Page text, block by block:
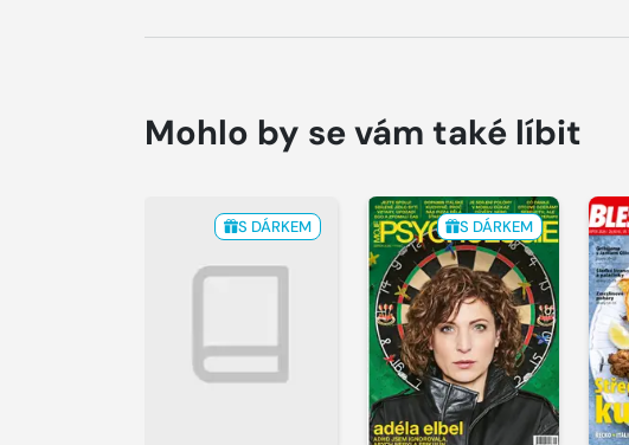
Mohlo by se vám také líbit
S DÁRKEM S DÁRKEM